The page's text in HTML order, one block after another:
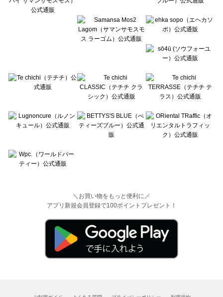
Wpc.（ワールドパーティー）のワンピース一覧
＼お買い物をもっと便利に／
アプリ新規会員登録で100ポイントプレゼント！